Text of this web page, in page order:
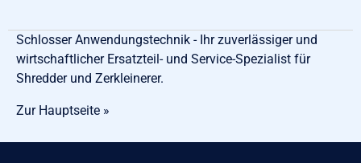
Schlosser Anwendungstechnik - Ihr zuverlässiger und
wirtschaftlicher Ersatzteil- und Service-Spezialist für
Shredder und Zerkleinerer.
Zur Hauptseite »